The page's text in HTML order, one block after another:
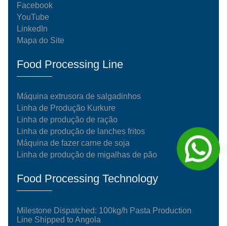
Facebook
YouTube
LinkedIn
Mapa do Site
Food Processing Line
Máquina extrusora de salgadinhos
Linha de Produção Kurkure
Linha de produção de ração
Linha de produção de lanches fritos
Máquina de fazer carne de soja
Linha de produção de migalhas de pão
Food Processing Technology
Milestone Dispatched: 100kg/h Pasta Production
Line Shipped to Angola